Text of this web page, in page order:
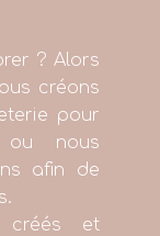
à
? Alors
créons
pour
ou nous
afin de
créés et